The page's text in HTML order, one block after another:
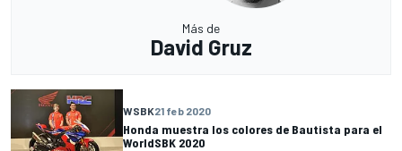
Más de
David Gruz
WSBK21 feb 2020
Honda muestra los colores de Bautista para el
WorldSBK 2020